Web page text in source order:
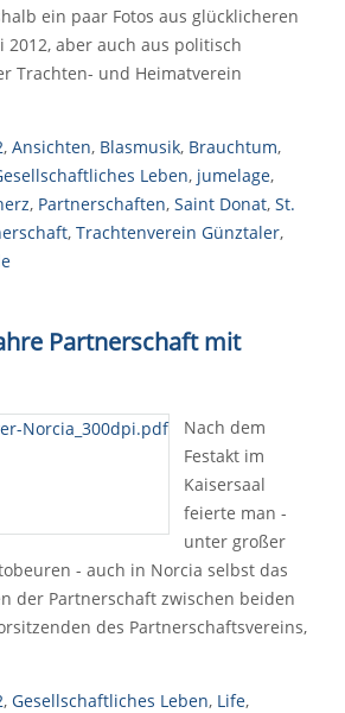
ein paar Fotos aus glücklicheren
2012, aber auch aus politisch
Trachten- und Heimatverein
, Ansichten, Blasmusik, Brauchtum,
Leben, jumelage,
, Partnerschaften, Saint Donat, St.
, Trachtenverein Günztaler,
Partnerschaft mit
Nach dem
Festakt im
Kaisersaal
feierte man -
unter großer
- auch in Norcia selbst das
der Partnerschaft zwischen beiden
des Partnerschaftsvereins,
, Gesellschaftliches Leben, Life,